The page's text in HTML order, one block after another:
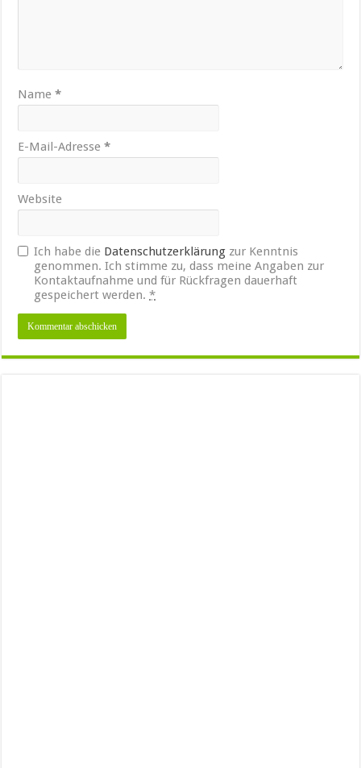
Name*
E-Mail-Adresse*
Website
Ich habe die Datenschutzerklärung zur Kenntnis
genommen. Ich stimme zu, dass meine Angaben zur
Kontaktaufnahme und für Rückfragen dauerhaft
gespeichert werden.*